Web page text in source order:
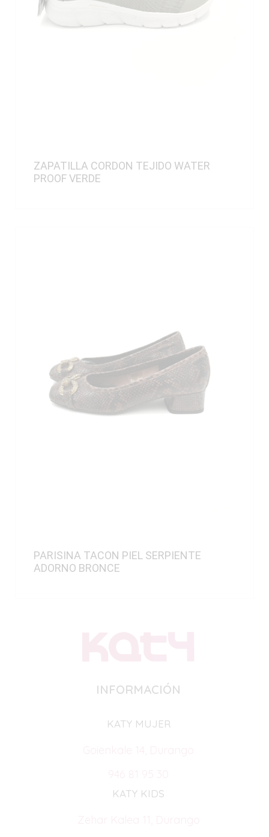
ZAPATILLA CORDON TEJIDO WATER
PROOF VERDE
PARISINA TACON PIEL SERPIENTE
ADORNO BRONCE
INFORMACIÓN
KATY MUJER
KATY KIDS